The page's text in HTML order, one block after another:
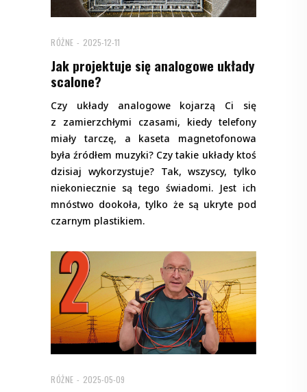
RÓŻNE 2025-12-11
Jak projektuje się analogowe układy
scalone?
Czy układy analogowe kojarzą Ci się
z zamierzchłymi czasami, kiedy telefony
miały tarczę, a kaseta magnetofonowa
była źródłem muzyki? Czy takie układy ktoś
dzisiaj wykorzystuje? Tak, wszyscy, tylko
niekoniecznie są tego świadomi. Jest ich
mnóstwo dookoła, tylko że są ukryte pod
czarnym plastikiem.
RÓŻNE 2025-05-09